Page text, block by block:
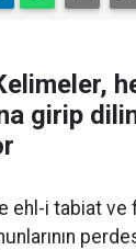
girip
ehl-i tabiat